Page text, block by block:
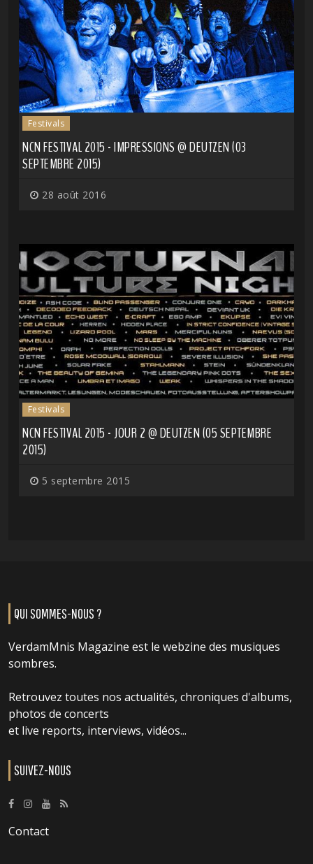
Festivals
NCN FESTIVAL 2015 - IMPRESSIONS @ DEUTZEN (03
SEPTEMBRE 2015)
28 août 2016
Festivals
NCN FESTIVAL 2015 - JOUR 2 @ DEUTZEN (05 SEPTEMBRE
2015)
5 septembre 2015
QUI SOMMES-NOUS ?
VerdamMnis Magazine est le webzine des musiques
sombres.
Retrouvez toutes nos actualités, chroniques d'albums,
photos de concerts
et live reports, interviews, vidéos...
SUIVEZ-NOUS
Contact